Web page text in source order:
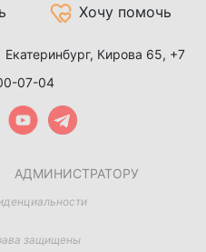
Хочу помочь
Екатеринбург, Кирова 65, +7
07-04
АДМИНИСТРАТОРУ
защищены